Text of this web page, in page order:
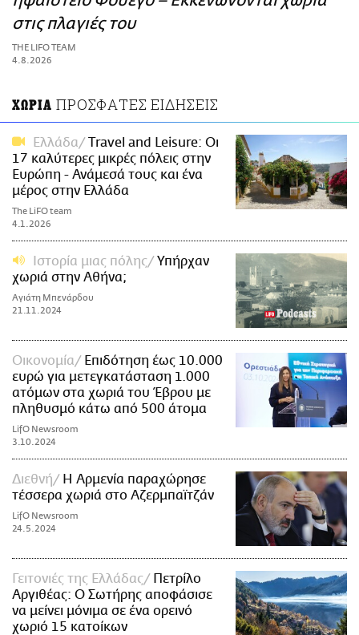
ΑΜΠΑ
PRINT
στις πλαγιές του
THE LIFO TEAM
4.8.2026
ΧΩΡΙΑ ΠΡΟΣΦΑΤΕΣ ΕΙΔΗΣΕΙΣ
Ελλάδα
Τravel and Leisure: Οι
17 καλύτερες μικρές πόλεις στην
Ευρώπη - Ανάμεσά τους και ένα
μέρος στην Ελλάδα
The LiFO team
4.1.2026
Ιστορία μιας πόλης
Υπήρχαν
χωριά στην Αθήνα;
Αγιάτη Μπενάρδου
21.11.2024
Οικονομία
Επιδότηση έως 10.000
ευρώ για μετεγκατάσταση 1.000
ατόμων στα χωριά του Έβρου με
πληθυσμό κάτω από 500 άτομα
LifO Newsroom
3.10.2024
Διεθνή
Η Αρμενία παραχώρησε
τέσσερα χωριά στο Αζερμπαϊτζάν
LifO Newsroom
24.5.2024
Γειτονιές της Ελλάδας
Πετρίλο
Αργιθέας: Ο Σωτήρης αποφάσισε
να μείνει μόνιμα σε ένα ορεινό
χωριό 15 κατοίκων